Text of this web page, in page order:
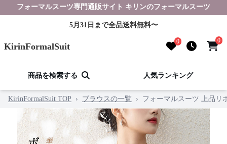
フォーマルスーツ専門通販サイト キリンのフォーマルスーツ
5月31日まで全品送料無料〜
KirinFormalSuit 0 0
商品を検索する 人気ランキング
KirinFormalSuit TOP › ブラウスの一覧 › フォーマルスーツ 上品リ